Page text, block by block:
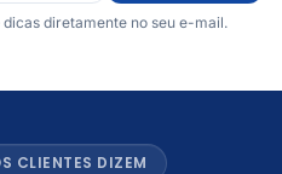
diretamente no seu e-mail.
CLIENTES DIZEM